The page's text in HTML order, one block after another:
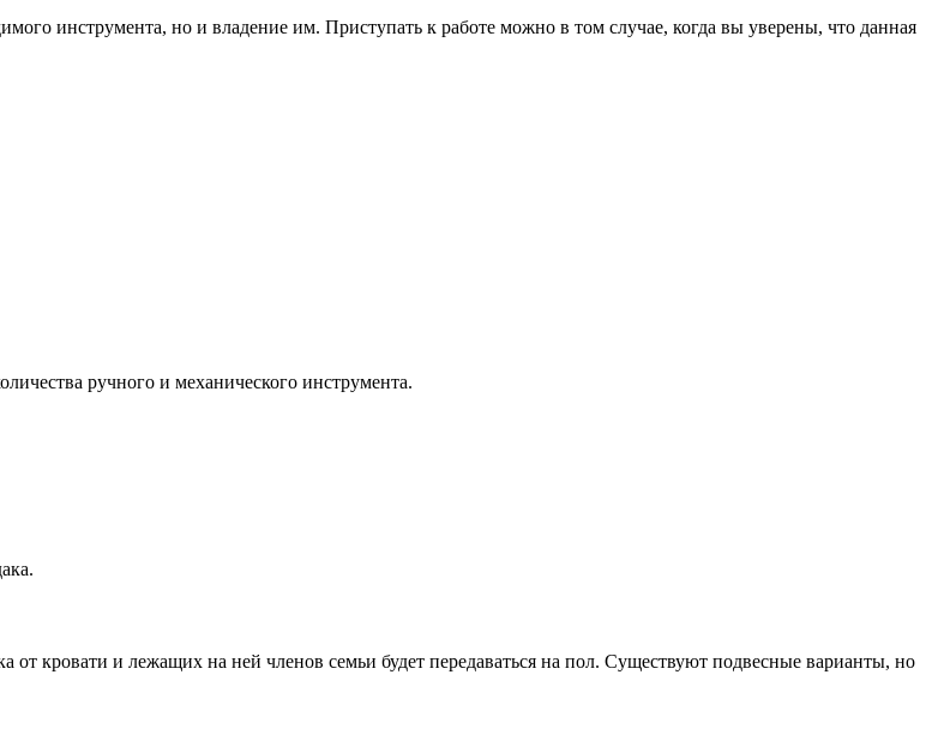
инструмента, но и владение им. Приступать к работе можно в том случае, когда вы уверены, что данная
ручного и механического инструмента.
от кровати и лежащих на ней членов семьи будет передаваться на пол. Существуют подвесные варианты, но